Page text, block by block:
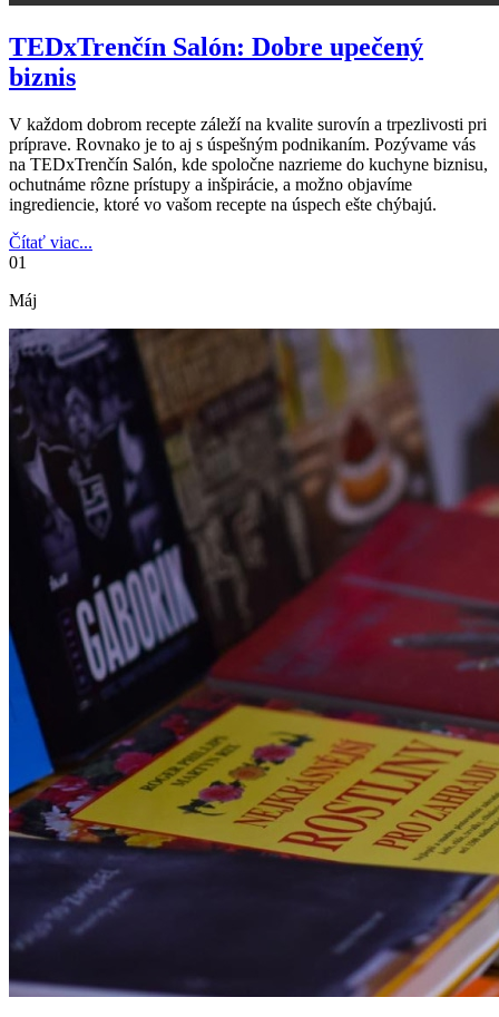
TEDxTrenčín Salón: Dobre upečený
biznis
V každom dobrom recepte záleží na kvalite surovín a trpezlivosti pri
príprave. Rovnako je to aj s úspešným podnikaním. Pozývame vás
na TEDxTrenčín Salón, kde spoločne nazrieme do kuchyne biznisu,
ochutnáme rôzne prístupy a inšpirácie, a možno objavíme
ingrediencie, ktoré vo vašom recepte na úspech ešte chýbajú.
Čítať viac...
01
Máj